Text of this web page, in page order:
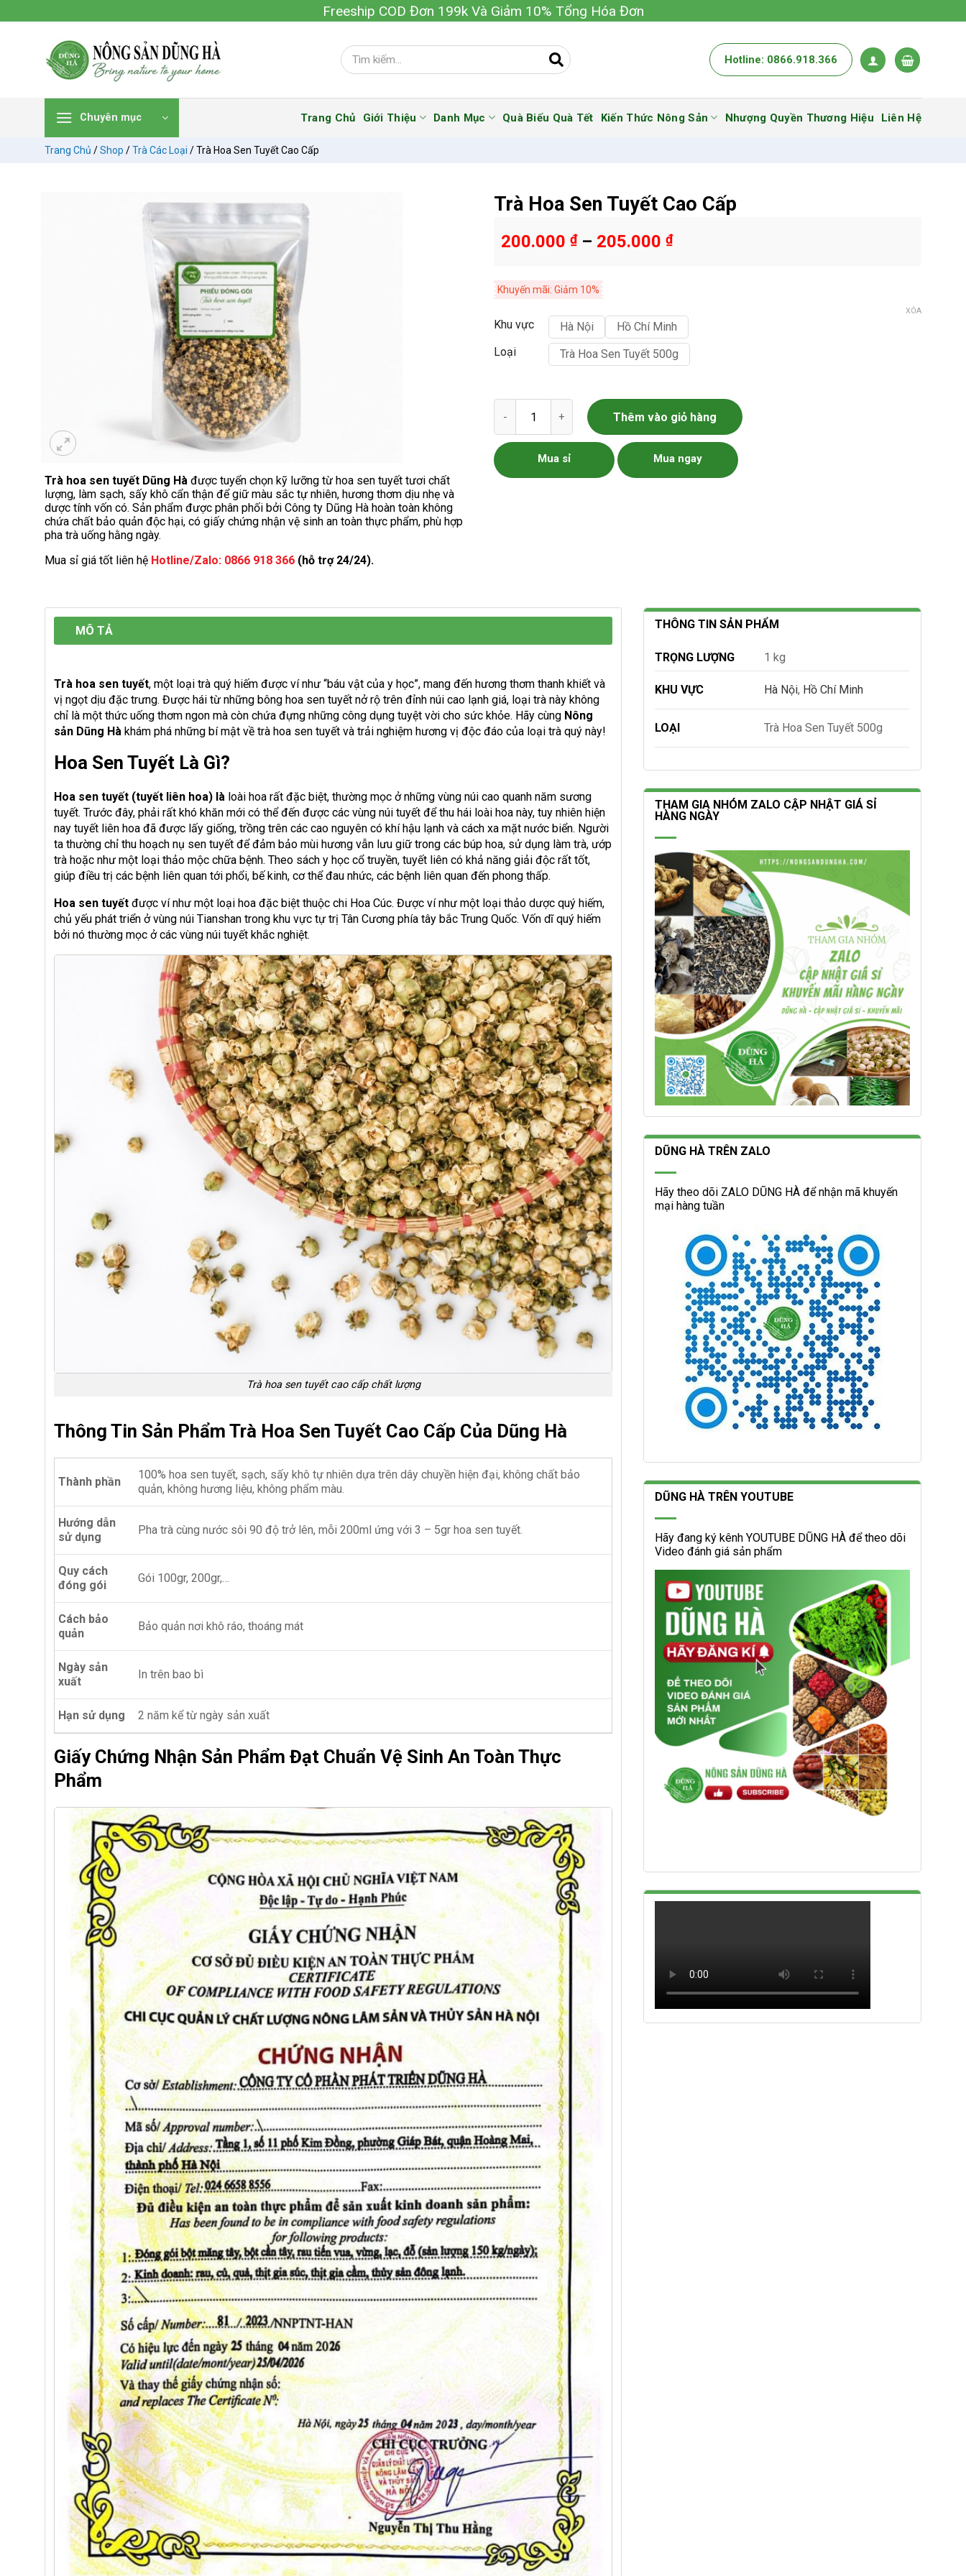
đến
Freeship COD Đơn 199k Và Giảm 10% Tổng Hóa Đơn
Hotline: 0866.918.366
Chuyên mục Trang Chủ Giới Thiệu Danh Mục Quà Biếu Quà Tết Kiến Thức Nông Sản Nhượng Quyền Thương Hiệu Liên Hệ
Trang Chủ /Shop /Trà Các Loại /Trà Hoa Sen Tuyết Cao Cấp
Trà hoa sen tuyết Dũng Hà được tuyển chọn kỹ lưỡng từ hoa sen tuyết tươi chất
lượng, làm sạch, sấy khô cẩn thận để giữ màu sắc tự nhiên, hương thơm dịu nhẹ và
dược tính vốn có. Sản phẩm được phân phối bởi Công ty Dũng Hà hoàn toàn không
chứa chất bảo quản độc hại, có giấy chứng nhận vệ sinh an toàn thực phẩm, phù hợp
pha trà uống hằng ngày.
Mua sỉ giá tốt liên hệ Hotline/Zalo: 0866 918 366 (hỗ trợ 24/24).
Trà Hoa Sen Tuyết Cao Cấp
200.000 ₫– 205.000 ₫
Khuyến mãi: Giảm 10%
Khu vực Hà Nội
Hồ Chí Minh
Loại
Trà Hoa Sen Tuyết 500g
XÓA
Trà Hoa Sen Tuyết Cao Cấp số lượng
Thêm vào giỏ hàng
Mua sỉ Mua ngay
MÔ TẢ
Trà hoa sen tuyết, một loại trà quý hiếm được ví như “báu vật của y học”, mang đến hương thơm thanh khiết và
vị ngọt dịu đặc trưng. Được hái từ những bông hoa sen tuyết nở rộ trên đỉnh núi cao lạnh giá, loại trà này không
chỉ là một thức uống thơm ngon mà còn chứa đựng những công dụng tuyệt vời cho sức khỏe. Hãy cùng Nông
sản Dũng Hà khám phá những bí mật về trà hoa sen tuyết và trải nghiệm hương vị độc đáo của loại trà quý này!
Hoa Sen Tuyết Là Gì?
Hoa sen tuyết (tuyết liên hoa) là loài hoa rất đặc biệt, thường mọc ở những vùng núi cao quanh năm sương
tuyết. Trước đây, phải rất khó khăn mới có thể đến được các vùng núi tuyết để thu hái loài hoa này, tuy nhiên hiện
nay tuyết liên hoa đã được lấy giống, trồng trên các cao nguyên có khí hậu lạnh và cách xa mặt nước biển. Người
ta thường chỉ thu hoạch nụ sen tuyết để đảm bảo mùi hương vẫn lưu giữ trong các búp hoa, sử dụng làm trà, ướp
trà hoặc như một loại thảo mộc chữa bệnh. Theo sách y học cổ truyền, tuyết liên có khả năng giải độc rất tốt,
giúp điều trị các bệnh liên quan tới phổi, bế kinh, cơ thể đau nhức, các bệnh liên quan đến phong thấp.
Hoa sen tuyết được ví như một loại hoa đặc biệt thuộc chi Hoa Cúc. Được ví như một loại thảo dược quý hiếm,
chủ yếu phát triển ở vùng núi Tianshan trong khu vực tự trị Tân Cương phía tây bắc Trung Quốc. Vốn dĩ quý hiếm
bởi nó thường mọc ở các vùng núi tuyết khắc nghiệt.
Trà hoa sen tuyết cao cấp chất lượng
Thông Tin Sản Phẩm Trà Hoa Sen Tuyết Cao Cấp Của Dũng Hà
Thành phần
100% hoa sen tuyết, sạch, sấy khô tự nhiên dựa trên dây chuyền hiện đại, không chất bảo
quản, không hương liệu, không phẩm màu.
Hướng dẫn
sử dụng
Pha trà cùng nước sôi 90 độ trở lên, mỗi 200ml ứng với 3 – 5gr hoa sen tuyết.
Quy cách
đóng gói
Gói 100gr, 200gr,…
Cách bảo
quản
Bảo quản nơi khô ráo, thoáng mát
Ngày sản
xuất
In trên bao bì
Hạn sử dụng 2 năm kể từ ngày sản xuất
Giấy Chứng Nhận Sản Phẩm Đạt Chuẩn Vệ Sinh An Toàn Thực
Phẩm
THÔNG TIN SẢN PHẨM
TRỌNG LƯỢNG 1 kg
KHU VỰC Hà Nội, Hồ Chí Minh
LOẠI Trà Hoa Sen Tuyết 500g
THAM GIA NHÓM ZALO CẬP NHẬT GIÁ SỈ
HÀNG NGÀY
DŨNG HÀ TRÊN ZALO
Hãy theo dõi ZALO DŨNG HÀ để nhận mã khuyến
mại hàng tuần
DŨNG HÀ TRÊN YOUTUBE
Hãy đang ký kênh YOUTUBE DŨNG HÀ để theo dõi
Video đánh giá sản phẩm